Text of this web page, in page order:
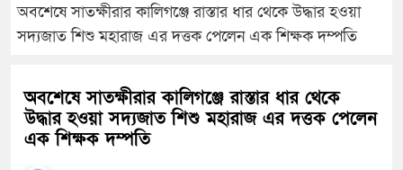
অবশেষে সাতক্ষীরার কালিগঞ্জে রাস্তার ধার থেকে উদ্ধার হওয়া
সদ্যজাত শিশু মহারাজ এর দত্তক পেলেন এক শিক্ষক দম্পতি
অবশেষে সাতক্ষীরার কালিগঞ্জে রাস্তার ধার থেকে
উদ্ধার হওয়া সদ্যজাত শিশু মহারাজ এর দত্তক পেলেন
এক শিক্ষক দম্পতি